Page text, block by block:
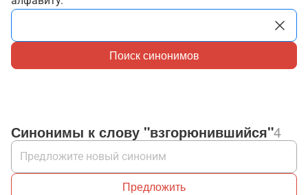
Поиск синонимов
Синонимы к слову "взгорюнившийся"4
Предложить